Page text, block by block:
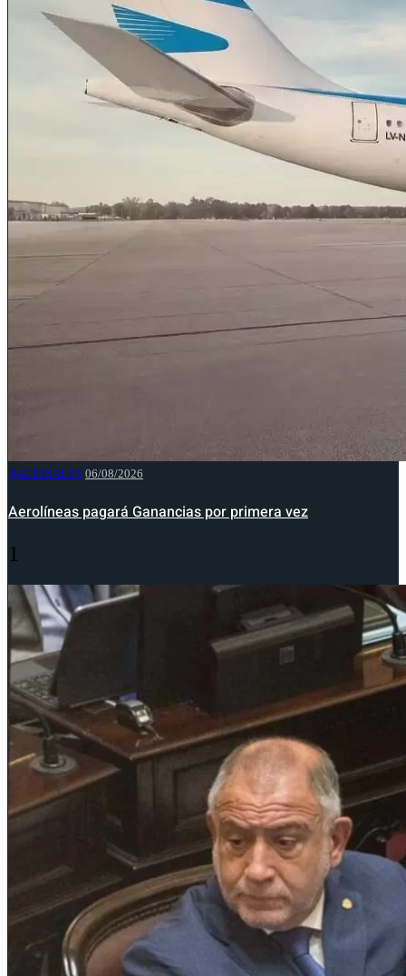
NACIONALES 06/08/2026
Aerolíneas pagará Ganancias por primera vez
1